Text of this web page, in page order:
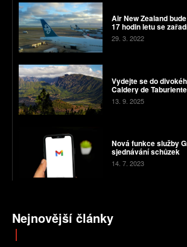
Air New Zealand
17 hodin letu se
29. 3. 2022
Vydejte se do
Caldery de Taburiente
13. 9. 2025
Nová funkce služby
sjednávání schůzek
14. 7. 2023
Nejnovější články